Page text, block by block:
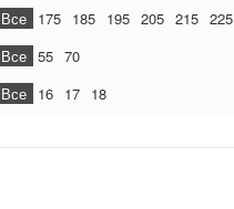
Все 175 185 195 205 215 225
Все 55 70
Все 16 17 18